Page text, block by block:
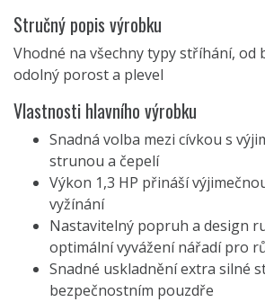
Stručný popis výrobku
Vhodné na všechny typy stříhání, od
odolný porost a plevel
Vlastnosti hlavního výrobku
Snadná volba mezi cívkou s
strunou a čepelí
Výkon 1,3 HP přináší
vyžínání
Nastavitelný popruh a design
optimální vyvážení nářadí pro
Snadné uskladnění extra silné
bezpečnostním pouzdře